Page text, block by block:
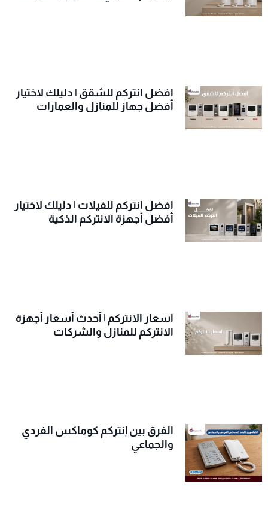
افضل انتركم للشقق | دليلك لاختيار
أفضل جهاز للمنازل والعمارات
افضل انتركم للفيلات | دليلك لاختيار
أفضل أجهزة الانتركم الذكية
اسعار الانتركم | أحدث أسعار أجهزة
الانتركم للمنازل والشركات
الفرق بين إنتركم كوماكس الفردي
والجماعي